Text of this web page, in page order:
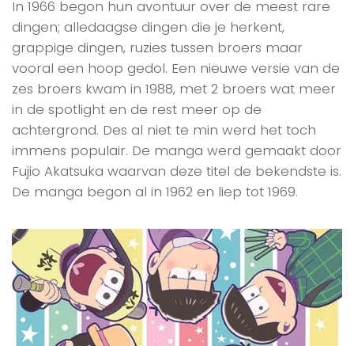
In 1966 begon hun avontuur over de meest rare
dingen; alledaagse dingen die je herkent,
grappige dingen, ruzies tussen broers maar
vooral een hoop gedol. Een nieuwe versie van de
zes broers kwam in 1988, met 2 broers wat meer
in de spotlight en de rest meer op de
achtergrond. Des al niet te min werd het toch
immens populair. De manga werd gemaakt door
Fujio Akatsuka waarvan deze titel de bekendste is.
De manga begon al in 1962 en liep tot 1969.